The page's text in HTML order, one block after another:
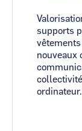
supports
nouveaux